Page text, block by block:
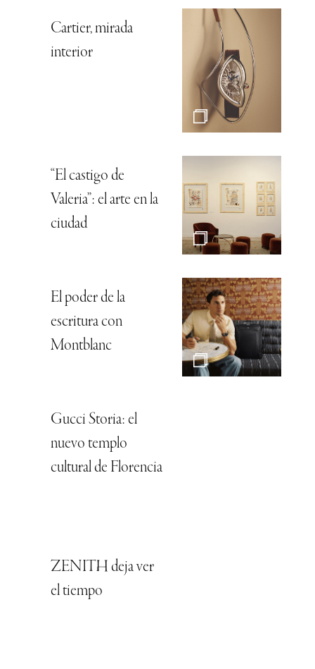
Cartier, mirada
interior
“El castigo de
Valeria”: el arte en la
ciudad
El poder de la
escritura con
Montblanc
Gucci Storia: el
nuevo templo
cultural de Florencia
ZENITH deja ver
el tiempo